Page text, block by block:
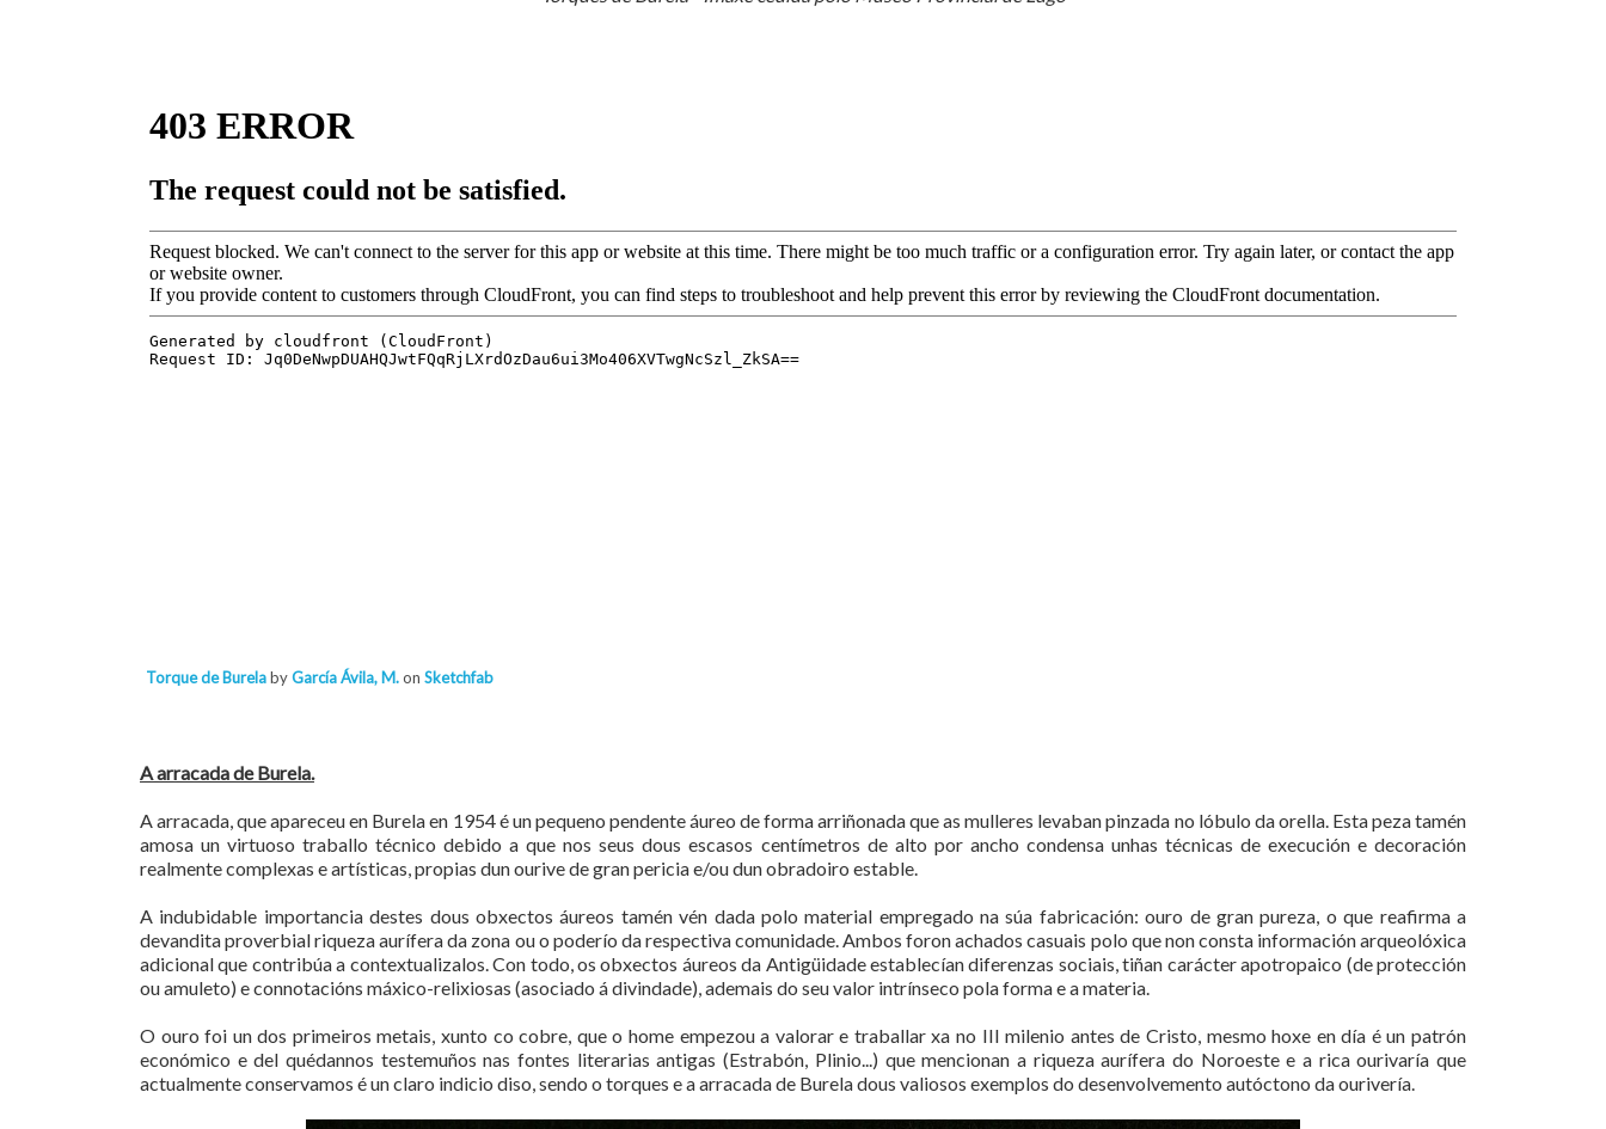
Torque de BurelabyGarcía Ávila, M.on Sketchfab
A arracada de Burela.
A arracada, que apareceu en Burela en 1954 é un pequeno pendente áureo de forma arriñonada que as mulleres levaban pinzada no lóbulo da orella. Esta peza tamén
amosa un virtuoso traballo técnico debido a que nos seus dous escasos centímetros de alto por ancho condensa unhas técnicas de execución e decoración
realmente complexas e artísticas, propias dun ourive de gran pericia e/ou dun obradoiro estable.
A indubidable importancia destes dous obxectos áureos tamén vén dada polo material empregado na súa fabricación: ouro de gran pureza, o que reafirma a
devandita proverbial riqueza aurífera da zona ou o poderío da respectiva comunidade. Ambos foron achados casuais polo que non consta información arqueolóxica
adicional que contribúa a contextualizalos. Con todo, os obxectos áureos da Antigüidade establecían diferenzas sociais, tiñan carácter apotropaico (de protección
ou amuleto) e connotacións máxico-relixiosas (asociado á divindade), ademais do seu valor intrínseco pola forma e a materia.
O ouro foi un dos primeiros metais, xunto co cobre, que o home empezou a valorar e traballar xa no III milenio antes de Cristo, mesmo hoxe en día é un patrón
económico e del quédannos testemuños nas fontes literarias antigas (Estrabón, Plinio...) que mencionan a riqueza aurífera do Noroeste e a rica ourivaría que
actualmente conservamos é un claro indicio diso, sendo o torques e a arracada de Burela dous valiosos exemplos do desenvolvemento autóctono da ourivería.